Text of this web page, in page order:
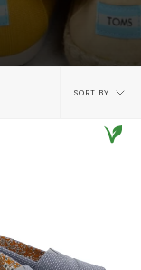
Sort
SORT BY